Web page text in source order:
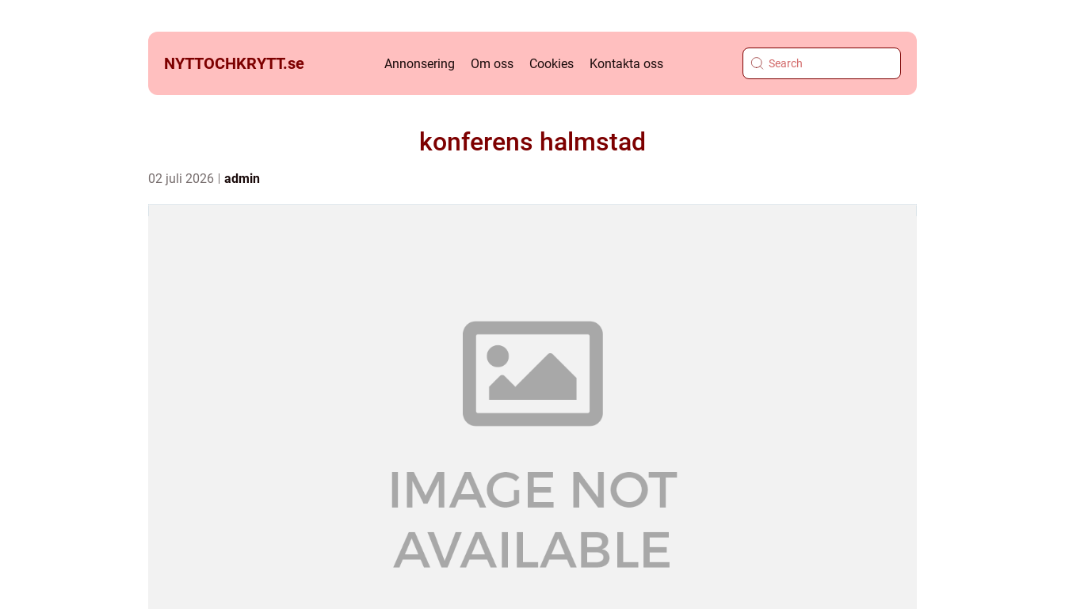
NYTTOCHKRYTT.se Annonsering Om oss Cookies Kontakta oss
konferens halmstad
02 juli 2026 admin